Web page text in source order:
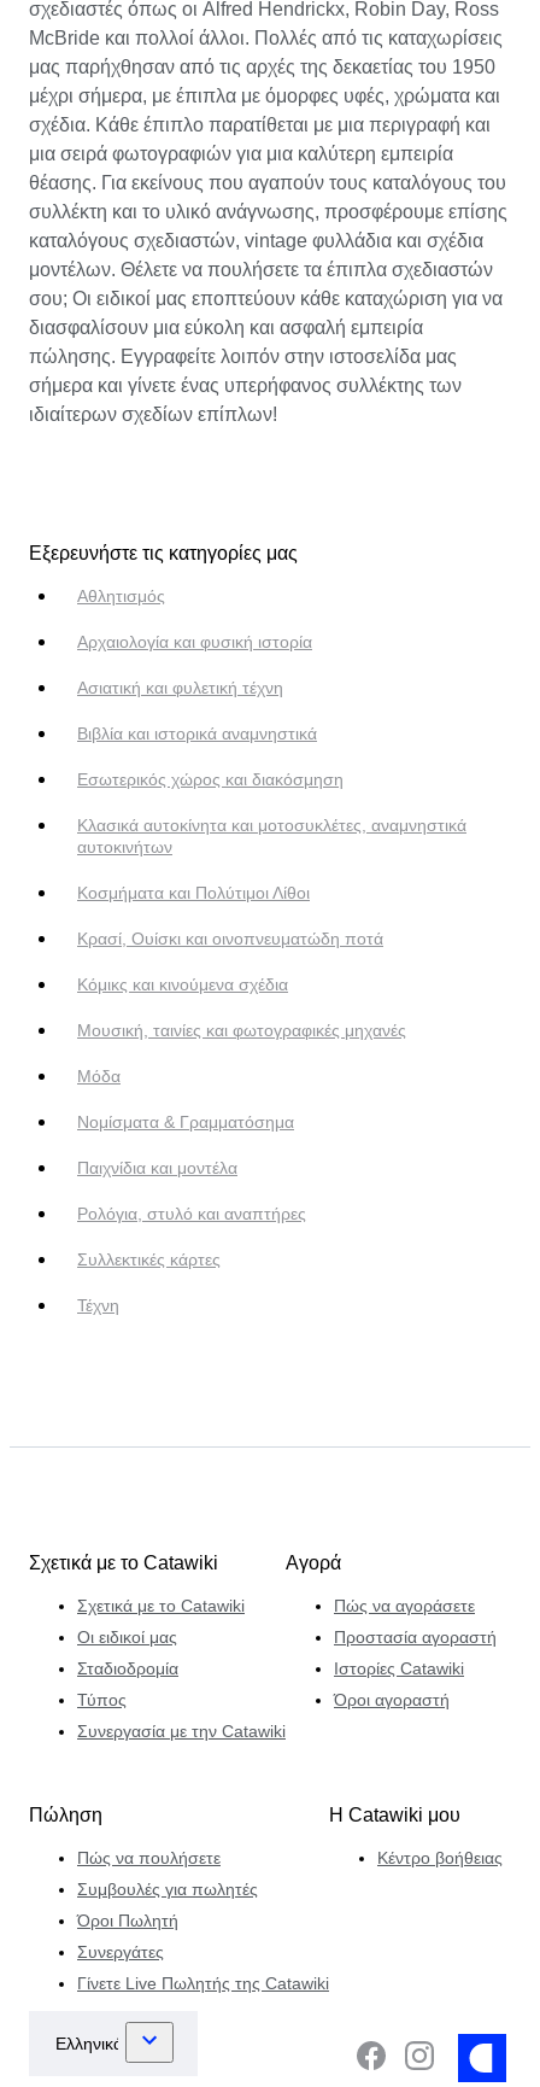
σχεδιαστές όπως οι Alfred Hendrickx, Robin Day, Ross
McBride και πολλοί άλλοι. Πολλές από τις καταχωρίσεις
μας παρήχθησαν από τις αρχές της δεκαετίας του 1950
μέχρι σήμερα, με έπιπλα με όμορφες υφές, χρώματα και
σχέδια. Κάθε έπιπλο παρατίθεται με μια περιγραφή και
μια σειρά φωτογραφιών για μια καλύτερη εμπειρία
θέασης. Για εκείνους που αγαπούν τους καταλόγους του
συλλέκτη και το υλικό ανάγνωσης, προσφέρουμε επίσης
καταλόγους σχεδιαστών, vintage φυλλάδια και σχέδια
μοντέλων. Θέλετε να πουλήσετε τα έπιπλα σχεδιαστών
σου; Οι ειδικοί μας εποπτεύουν κάθε καταχώριση για να
διασφαλίσουν μια εύκολη και ασφαλή εμπειρία
πώλησης. Εγγραφείτε λοιπόν στην ιστοσελίδα μας
σήμερα και γίνετε ένας υπερήφανος συλλέκτης των
ιδιαίτερων σχεδίων επίπλων!
Εξερευνήστε τις κατηγορίες μας
Αθλητισμός
Αρχαιολογία και φυσική ιστορία
Ασιατική και φυλετική τέχνη
Βιβλία και ιστορικά αναμνηστικά
Εσωτερικός χώρος και διακόσμηση
Κλασικά αυτοκίνητα και μοτοσυκλέτες, αναμνηστικά
αυτοκινήτων
Κοσμήματα και Πολύτιμοι Λίθοι
Κρασί, Ουίσκι και οινοπνευματώδη ποτά
Κόμικς και κινούμενα σχέδια
Μουσική, ταινίες και φωτογραφικές μηχανές
Μόδα
Νομίσματα & Γραμματόσημα
Παιχνίδια και μοντέλα
Ρολόγια, στυλό και αναπτήρες
Συλλεκτικές κάρτες
Τέχνη
Σχετικά με το Catawiki
Σχετικά με το Catawiki
Οι ειδικοί μας
Σταδιοδρομία
Τύπος
Συνεργασία με την Catawiki
Αγορά
Πώς να αγοράσετε
Προστασία αγοραστή
Ιστορίες Catawiki
Όροι αγοραστή
Πώληση
Πώς να πουλήσετε
Συμβουλές για πωλητές
Όροι Πωλητή
Συνεργάτες
Γίνετε Live Πωλητής της Catawiki
Η Catawiki μου
Κέντρο βοήθειας